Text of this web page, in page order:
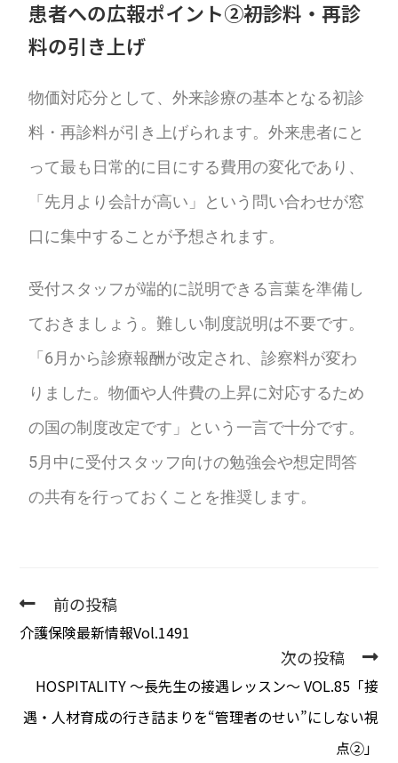
患者への広報ポイント②――初診料・再診
料の引き上げ
物価対応分として、外来診療の基本となる初診
料・再診料が引き上げられます。外来患者にと
って最も日常的に目にする費用の変化であり、
「先月より会計が高い」という問い合わせが窓
口に集中することが予想されます。
受付スタッフが端的に説明できる言葉を準備し
ておきましょう。難しい制度説明は不要です。
「6月から診療報酬が改定され、診察料が変わ
りました。物価や人件費の上昇に対応するため
の国の制度改定です」という一言で十分です。
5月中に受付スタッフ向けの勉強会や想定問答
の共有を行っておくことを推奨します。
前の投稿
介護保険最新情報Vol.1491
次の投稿
HOSPITALITY 〜長先生の接遇レッスン〜 VOL.85「接
遇・人材育成の行き詰まりを“管理者のせい”にしない視
点②」